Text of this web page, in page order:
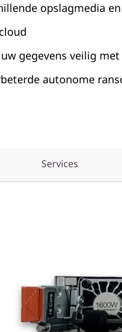
opslagmedia
gegevens veilig
autonome
Services